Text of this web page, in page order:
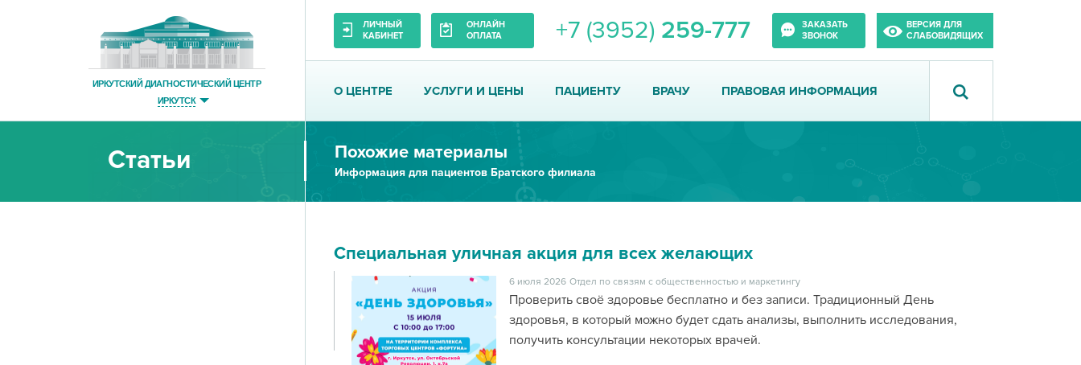
ИРКУТСКИЙ ДИАГНОСТИЧЕСКИЙ ЦЕНТР
ИРКУТСК
ЛИЧНЫЙ
КАБИНЕТ
ОНЛАЙН
ОПЛАТА
+7 (3952) 259-777
ЗАКАЗАТЬ
ЗВОНОК
ВЕРСИЯ ДЛЯ
СЛАБОВИДЯЩИХ
О ЦЕНТРЕ УСЛУГИ И ЦЕНЫ ПАЦИЕНТУ ВРАЧУ ПРАВОВАЯ ИНФОРМАЦИЯ
Статьи Похожие материалы
Информация для пациентов Братского филиала
Специальная уличная акция для всех желающих
6 июля 2026 Отдел по связям с общественностью и маркетингу
Проверить своё здоровье бесплатно и без записи. Традиционный День
здоровья, в который можно будет сдать анализы, выполнить исследования,
получить консультации некоторых врачей.